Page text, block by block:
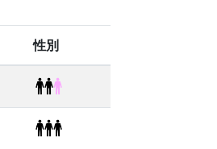
性別